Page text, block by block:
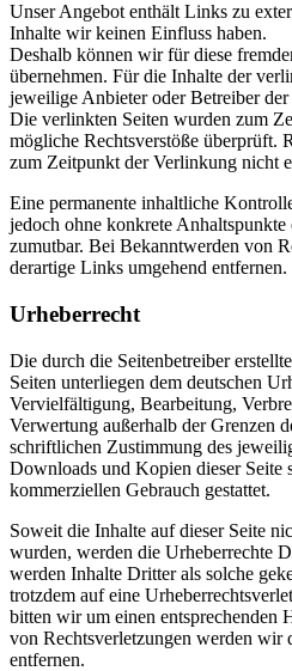
Unser Angebot enthält Links zu
Inhalte wir keinen Einfluss haben.
Deshalb können wir für diese
übernehmen. Für die Inhalte der
jeweilige Anbieter oder Betreiber
Die verlinkten Seiten wurden zum
mögliche Rechtsverstöße überprüft.
zum Zeitpunkt der Verlinkung nicht
Eine permanente inhaltliche
jedoch ohne konkrete
zumutbar. Bei Bekanntwerden von
derartige Links umgehend entfernen.
Urheberrecht
Die durch die Seitenbetreiber
Seiten unterliegen dem deutschen
Vervielfältigung, Bearbeitung,
Verwertung außerhalb der Grenzen
schriftlichen Zustimmung des
Downloads und Kopien dieser Seite
kommerziellen Gebrauch gestattet.
Soweit die Inhalte auf dieser Seite
wurden, werden die Urheberrechte
werden Inhalte Dritter als solche
trotzdem auf eine
bitten wir um einen entsprechenden
von Rechtsverletzungen werden wir
entfernen.